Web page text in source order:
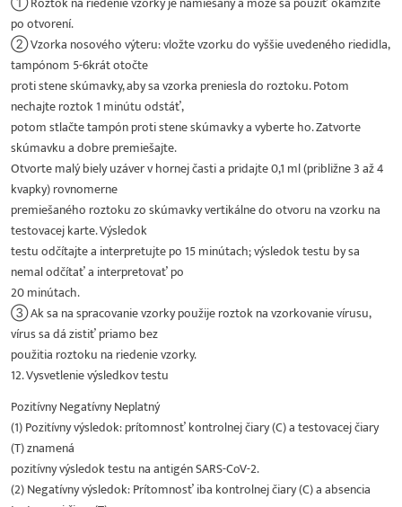
po otvorení.
② Vzorka nosového výteru: vložte vzorku do vyššie uvedeného riedidla,
tampónom 5-6krát otočte
proti stene skúmavky, aby sa vzorka preniesla do roztoku. Potom
nechajte roztok 1 minútu odstáť,
potom stlačte tampón proti stene skúmavky a vyberte ho. Zatvorte
skúmavku a dobre premiešajte.
Otvorte malý biely uzáver v hornej časti a pridajte 0,1 ml (približne 3 až 4
kvapky) rovnomerne
premiešaného roztoku zo skúmavky vertikálne do otvoru na vzorku na
testovacej karte. Výsledok
testu odčítajte a interpretujte po 15 minútach; výsledok testu by sa
nemal odčítať a interpretovať po
20 minútach.
③ Ak sa na spracovanie vzorky použije roztok na vzorkovanie vírusu,
vírus sa dá zistiť priamo bez
použitia roztoku na riedenie vzorky.
12. Vysvetlenie výsledkov testu
Pozitívny Negatívny Neplatný
(1) Pozitívny výsledok: prítomnosť kontrolnej čiary (C) a testovacej čiary
(T) znamená
pozitívny výsledok testu na antigén SARS-CoV-2.
(2) Negatívny výsledok: Prítomnosť iba kontrolnej čiary (C) a absencia